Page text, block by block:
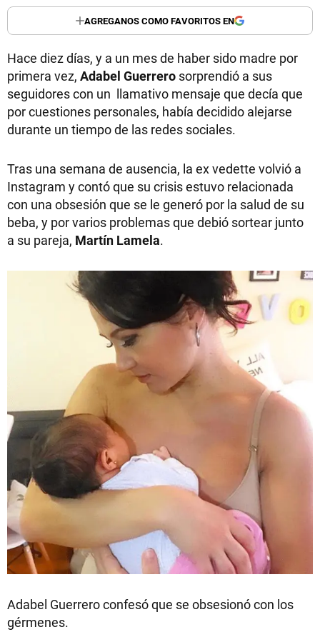
AGREGANOS COMO FAVORITOS EN
Hace diez días, y a un mes de haber sido madre por
primera vez, Adabel Guerrero sorprendió a sus
seguidores con un llamativo mensaje que decía que
por cuestiones personales, había decidido alejarse
durante un tiempo de las redes sociales.
Tras una semana de ausencia, la ex vedette volvió a
Instagram y contó que su crisis estuvo relacionada
con una obsesión que se le generó por la salud de su
beba, y por varios problemas que debió sortear junto
a su pareja, Martín Lamela.
Adabel Guerrero confesó que se obsesionó con los
gérmenes.